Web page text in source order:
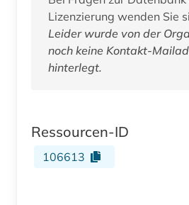
Leider wurde von der
noch keine Kontakt-
hinterlegt.
Ressourcen-ID
106613